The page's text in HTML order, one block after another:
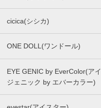
cicica(シシカ)
ONE DOLL(ワンドール)
EYE GENIC by EverColor(アイ
ジェニック by エバーカラー)